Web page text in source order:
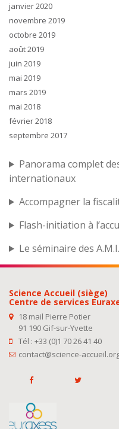
janvier 2020
novembre 2019
octobre 2019
août 2019
juin 2019
mai 2019
mars 2019
mai 2018
février 2018
septembre 2017
Panorama complet
internationaux
Accompagner la
Flash-initiation à
Le séminaire des
Science Accueil (siège)
Centre de services
18 mail Pierre Potier
91 190 Gif-sur-Yvette
Tél : +33 (0)1 70 26 41 40
contact@science-